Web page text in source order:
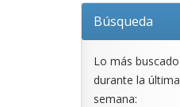
Búsqueda
Lo más buscado
durante la última
semana: